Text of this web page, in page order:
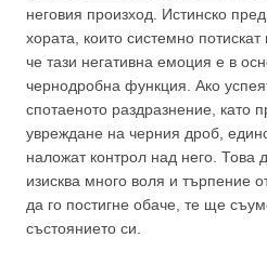
неговия произход. Истинско
хората, които системно потискат
че тази негативна емоция е в
чернодробна функция. Ако
спотаеното раздразнение, като
увреждане на черния дроб,
наложат контрол над него. Това
изисква много воля и търпение
да го постигне обаче, те ще
състоянието си.